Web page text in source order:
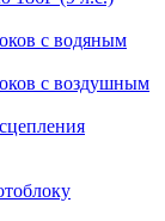
с водяным
с воздушным